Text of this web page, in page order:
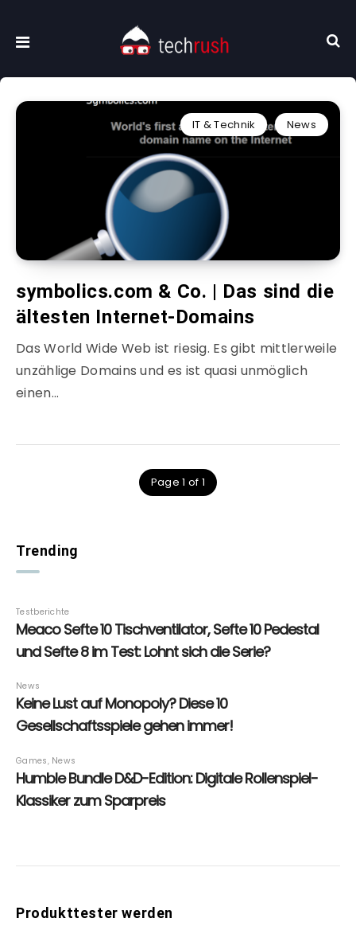
IT & Technik News
symbolics.com & Co. | Das sind die
ältesten Internet-Domains
Das World Wide Web ist riesig. Es gibt mittlerweile
unzählige Domains und es ist quasi unmöglich
einen…
Page 1 of 1
Trending
Produkttester werden